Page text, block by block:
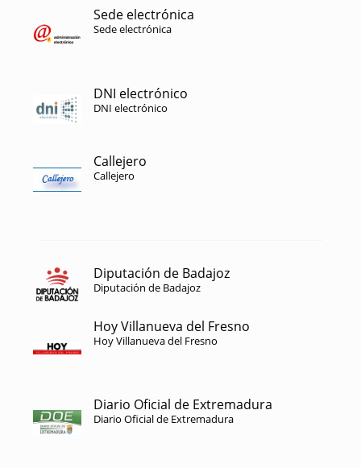
Sede electrónica
Sede electrónica
DNI electrónico
DNI electrónico
Callejero
Callejero
Diputación de Badajoz
Diputación de Badajoz
Hoy Villanueva del Fresno
Hoy Villanueva del Fresno
Diario Oficial de Extremadura
Diario Oficial de Extremadura